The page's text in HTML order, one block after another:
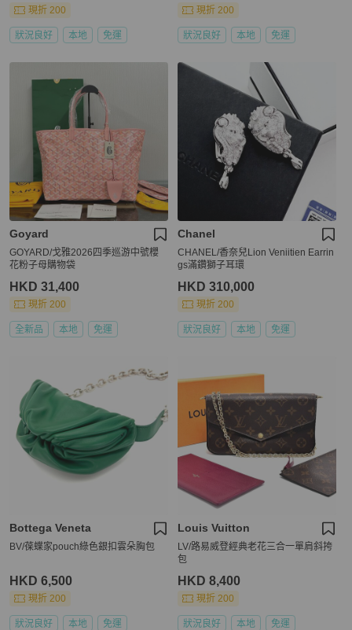
現折 200
狀況良好 本地 免運
現折 200
狀況良好 本地 免運
Goyard
GOYARD/戈雅2026四季巡游中號櫻
花粉子母購物袋
HKD 31,400
現折 200
全新品 本地 免運
Chanel
CHANEL/香奈兒Lion Veniitien Earrin
gs滿鑽獅子耳環
HKD 310,000
現折 200
狀況良好 本地 免運
Bottega Veneta
BV/葆蝶家pouch綠色銀扣雲朵胸包
HKD 6,500
現折 200
狀況良好 本地 免運
Louis Vuitton
LV/路易威登經典老花三合一單肩斜挎
包
HKD 8,400
現折 200
狀況良好 本地 免運